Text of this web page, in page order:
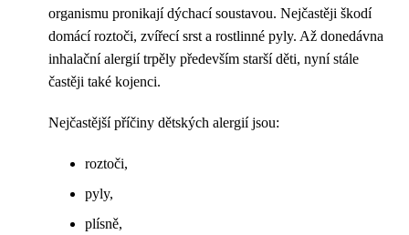
organismu pronikají dýchací soustavou. Nejčastěji škodí
domácí roztoči, zvířecí srst a rostlinné pyly. Až donedávna
inhalační alergií trpěly především starší děti, nyní stále
častěji také kojenci.
Nejčastější příčiny dětských alergií jsou:
roztoči,
pyly,
plísně,